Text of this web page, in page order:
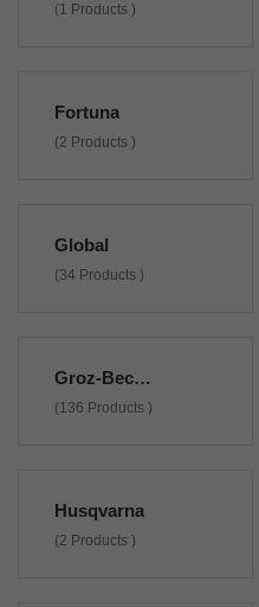
(1 Products )
Fortuna
(2 Products )
Global
(34 Products )
Groz-Beckert
(136 Products )
Husqvarna
(2 Products )